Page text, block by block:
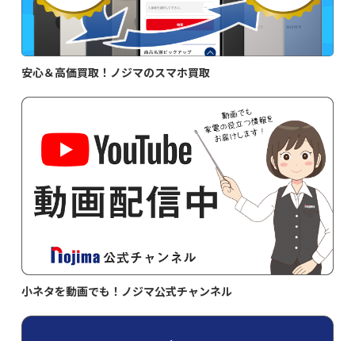
安心＆高価買取！ノジマのスマホ買取
小ネタを動画でも！ノジマ公式チャンネル